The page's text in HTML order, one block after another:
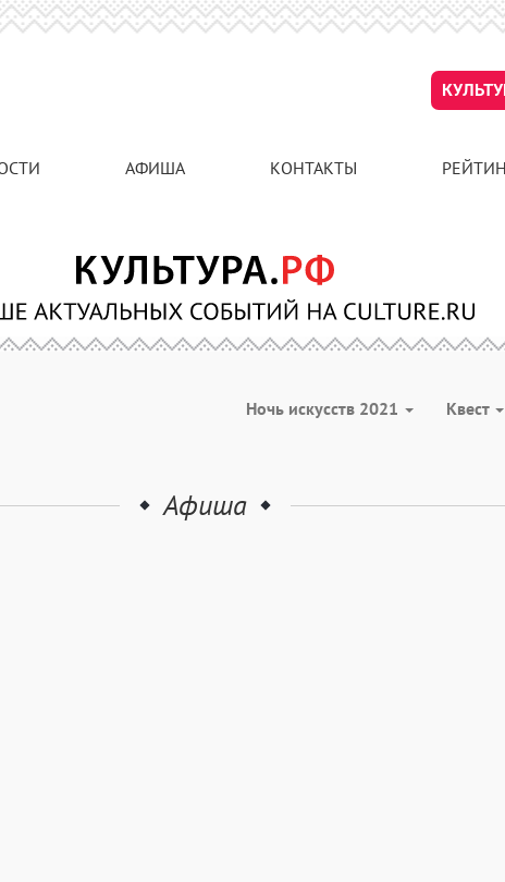
АФИША КОНТАКТЫ
Ночь искусств 2021 Квест
Афиша